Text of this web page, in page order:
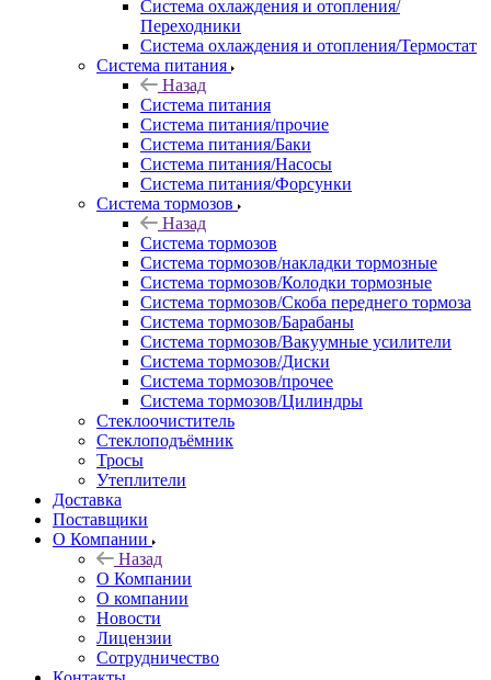
Система охлаждения и отопления/
Переходники
Система охлаждения и отопления/Термостат
Система питания
Назад
Система питания
Система питания/прочие
Система питания/Баки
Система питания/Насосы
Система питания/Форсунки
Система тормозов
Назад
Система тормозов
Система тормозов/накладки тормозные
Система тормозов/Колодки тормозные
Система тормозов/Скоба переднего тормоза
Система тормозов/Барабаны
Система тормозов/Вакуумные усилители
Система тормозов/Диски
Система тормозов/прочее
Система тормозов/Цилиндры
Стеклоочиститель
Стеклоподъёмник
Тросы
Утеплители
Доставка
Поставщики
О Компании
Назад
О Компании
О компании
Новости
Лицензии
Сотрудничество